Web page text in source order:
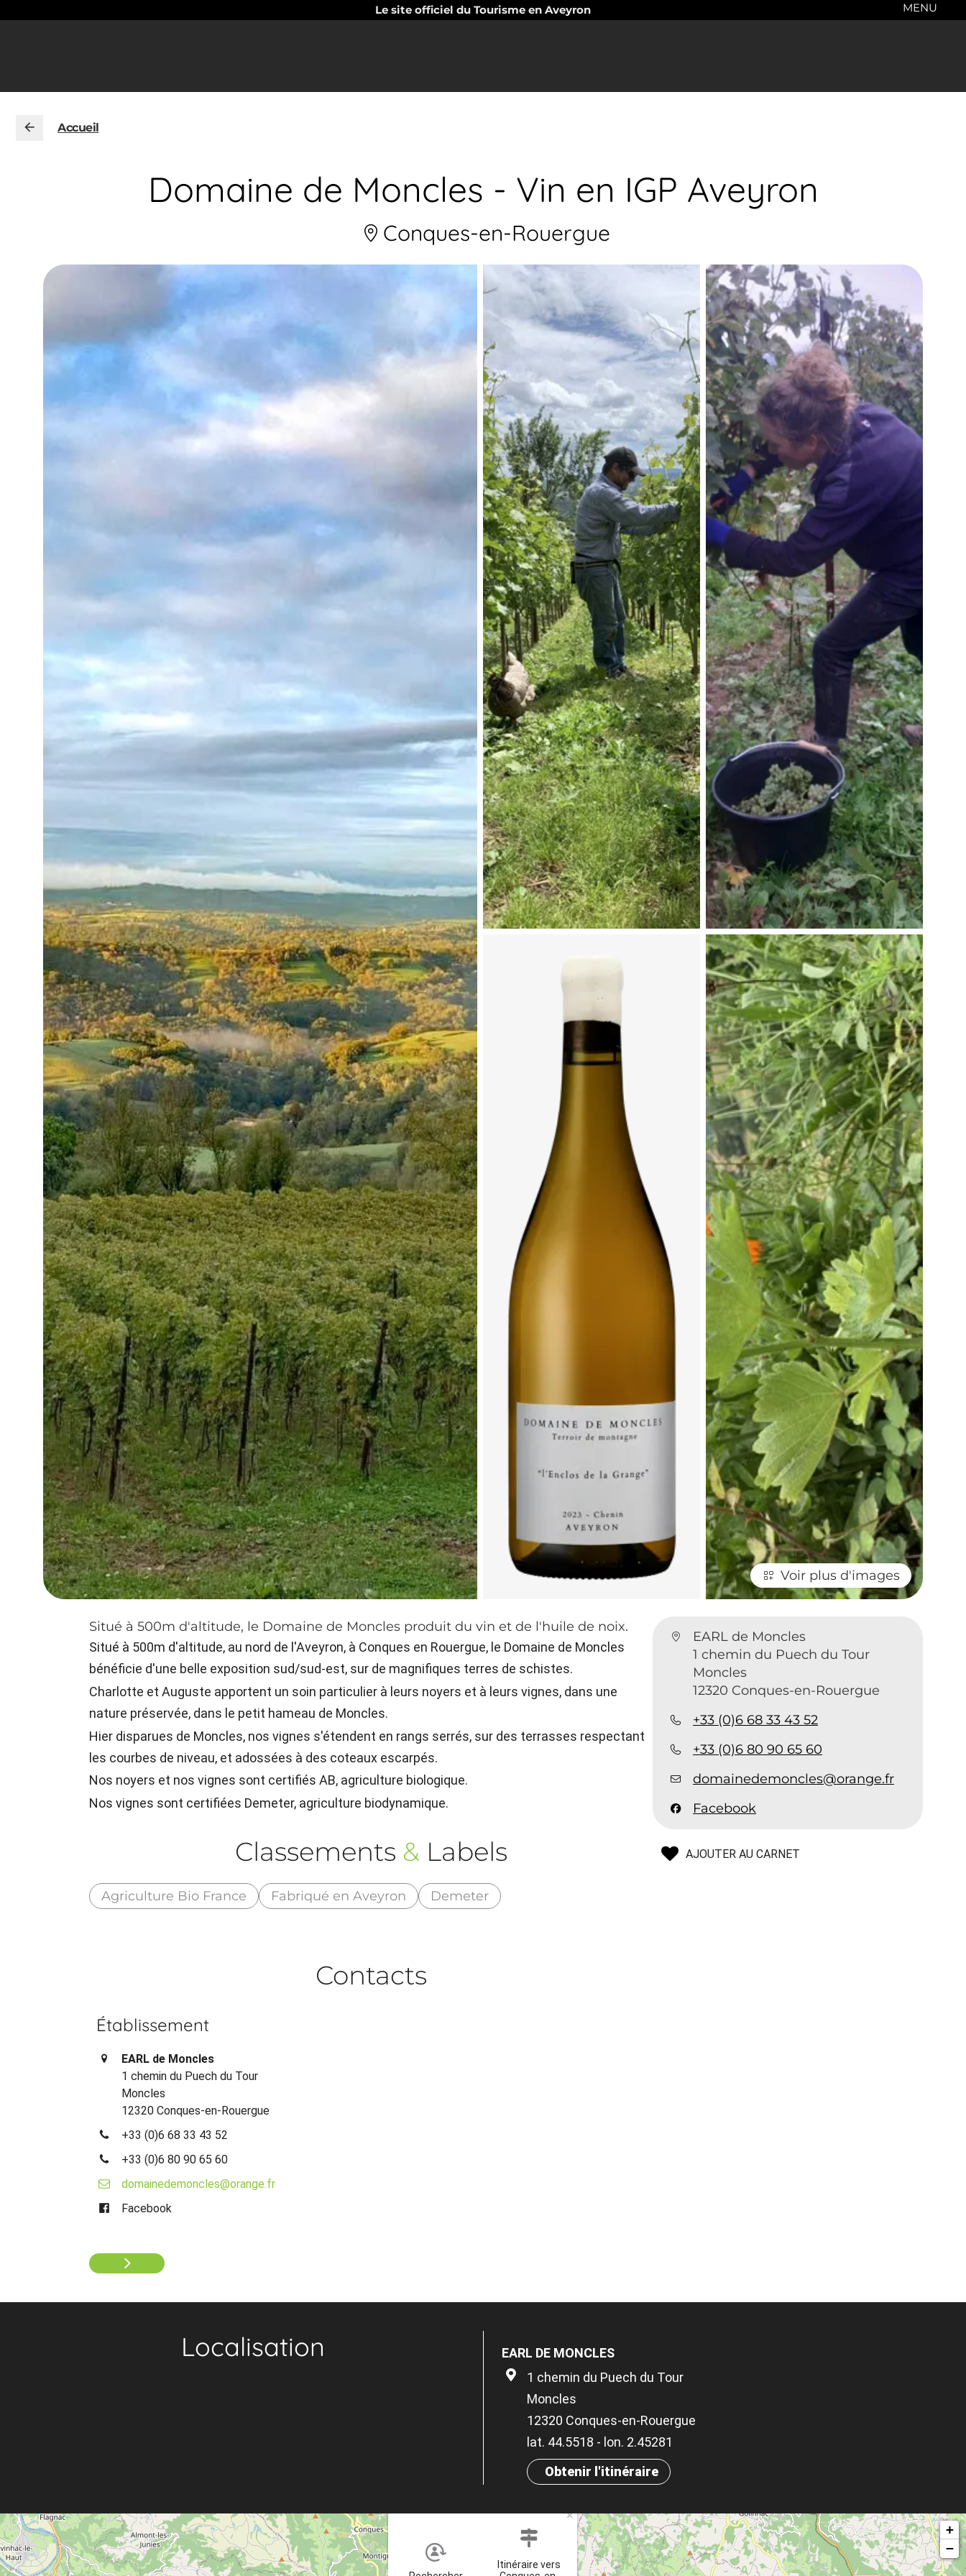
Le site officiel du Tourisme en Aveyron MENU
Accueil
Domaine de Moncles - Vin en IGP Aveyron
Conques-en-Rouergue
Voir plus d'images
EARL de Moncles
1 chemin du Puech du Tour
Moncles
12320 Conques-en-Rouergue
+33 (0)6 68 33 43 52
+33 (0)6 80 90 65 60
domainedemoncles@orange.fr
Facebook
AJOUTER AU CARNET
Situé à 500m d'altitude, le Domaine de Moncles produit du vin et de l'huile de noix.
Situé à 500m d'altitude, au nord de l'Aveyron, à Conques en Rouergue, le Domaine de Moncles
bénéficie d'une belle exposition sud/sud-est, sur de magnifiques terres de schistes.
Charlotte et Auguste apportent un soin particulier à leurs noyers et à leurs vignes, dans une
nature préservée, dans le petit hameau de Moncles.
Hier disparues de Moncles, nos vignes s'étendent en rangs serrés, sur des terrasses respectant
les courbes de niveau, et adossées à des coteaux escarpés.
Nos noyers et nos vignes sont certifiés AB, agriculture biologique.
Nos vignes sont certifiées Demeter, agriculture biodynamique.
Classements & Labels
Agriculture Bio France Fabriqué en Aveyron Demeter
Contacts
Établissement
EARL de Moncles
1 chemin du Puech du Tour
Moncles
12320 Conques-en-Rouergue
+33 (0)6 68 33 43 52
+33 (0)6 80 90 65 60
domainedemoncles@orange.fr
Facebook
Localisation
EARL DE MONCLES
1 chemin du Puech du Tour
Moncles
12320 Conques-en-Rouergue
lat. 44.5518 - lon. 2.45281
Obtenir l'itinéraire
Itinéraire vers
×
+
−